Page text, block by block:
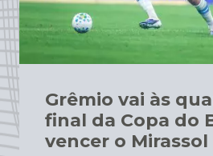
Grêmio vai às
final da Copa do
vencer o Mirassol